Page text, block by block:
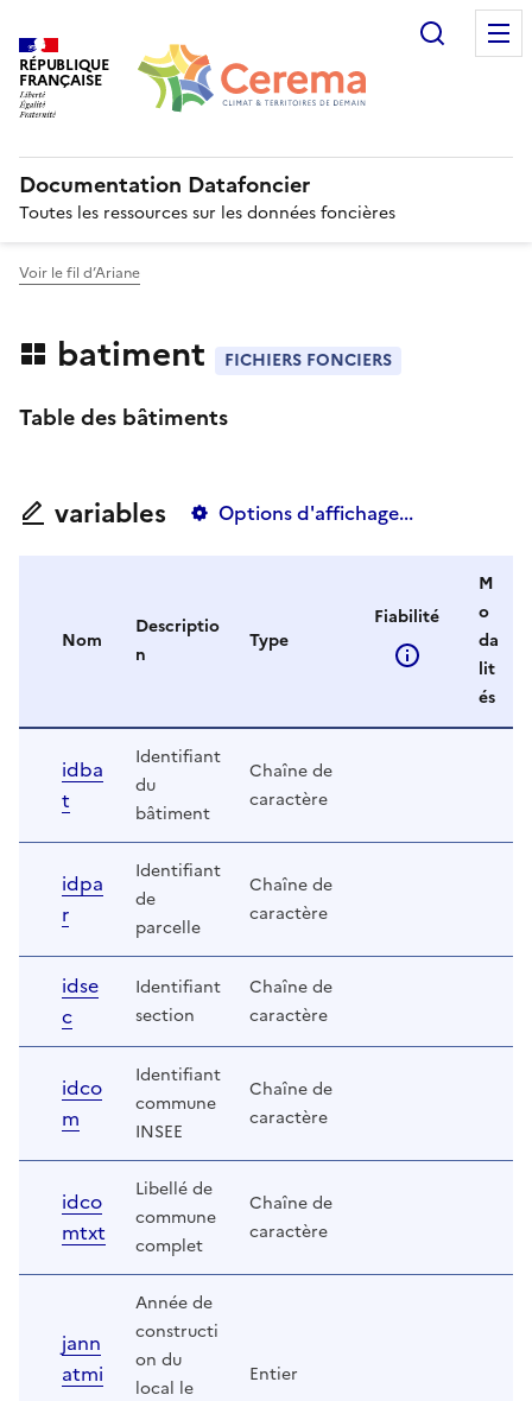
RÉPUBLIQUE
FRANÇAISE
Documentation Datafoncier
Toutes les ressources sur les données foncières
Voir le fil d’Ariane
batiment FICHIERS FONCIERS
Table des bâtiments
variables Options d'affichage...
Nom
Descriptio
n
Type
Fiabilité
M
o
da
lit
és
idba
t
Identifiant
du
bâtiment
Chaîne de
caractère
idpa
r
Identifiant
de
parcelle
Chaîne de
caractère
idse
c
Identifiant
section
Chaîne de
caractère
idco
m
Identifiant
commune
INSEE
Chaîne de
caractère
idco
mtxt
Libellé de
commune
complet
Chaîne de
caractère
jann
atmi
Année de
constructi
on du
local le
Entier